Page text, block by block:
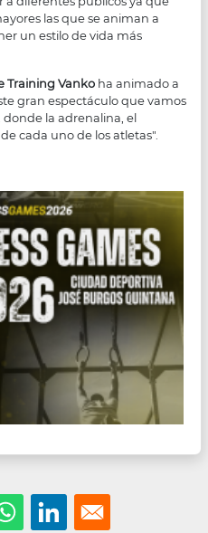
las que se animan a
un estilo de vida más
Training Vanko ha animado a
gran espectáculo que vamos
la adrenalina, el
cada uno de los atletas".